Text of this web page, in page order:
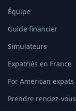
Équipe
Guide financier
Simulateurs
Expatriés en France
For American expats
Prendre rendez-vous